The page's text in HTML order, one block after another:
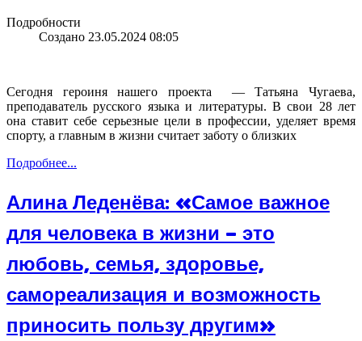
Подробности
Создано 23.05.2024 08:05
Сегодня героиня нашего проекта — Татьяна Чугаева,
преподаватель русского языка и литературы. В свои 28 лет
она ставит себе серьезные цели в профессии, уделяет время
спорту, а главным в жизни считает заботу о близких
Подробнее...
Алина Леденёва: «Самое важное
для человека в жизни – это
любовь, семья, здоровье,
самореализация и возможность
приносить пользу другим»